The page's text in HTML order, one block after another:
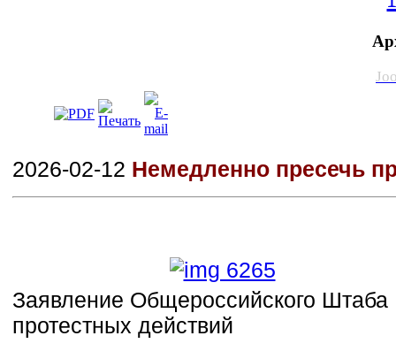
2026-02-12 Немедленно пресечь
Заявление Общероссийского
протестных действий